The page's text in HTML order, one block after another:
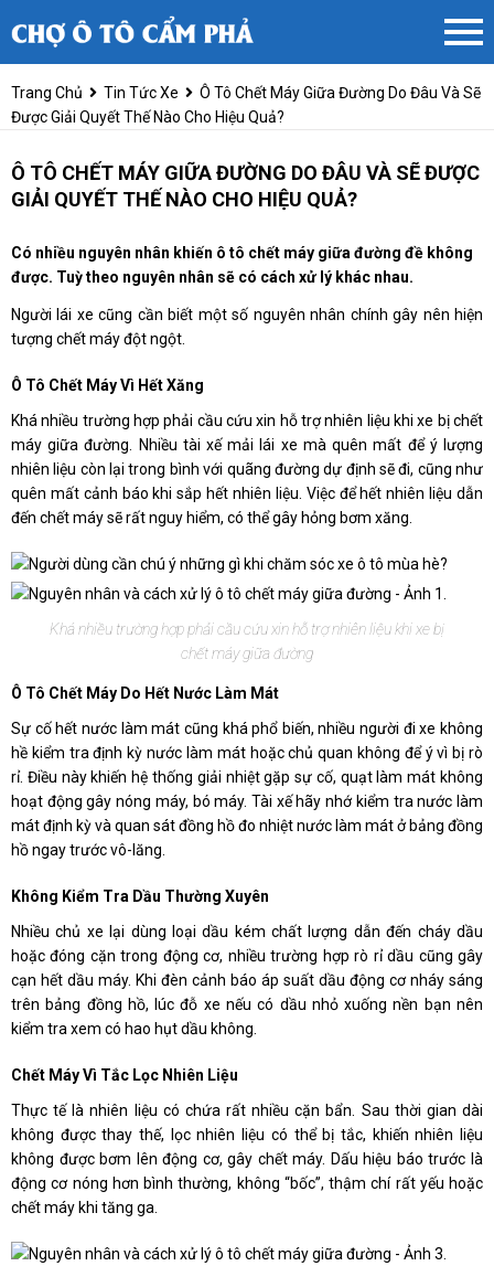
Trang Chủ Tin Tức Xe
Ô Tô Chết Máy Giữa Đường Do Đâu Và Sẽ
Được Giải Quyết Thế Nào Cho Hiệu Quả?
Ô TÔ CHẾT MÁY GIỮA ĐƯỜNG DO ĐÂU VÀ SẼ ĐƯỢC
GIẢI QUYẾT THẾ NÀO CHO HIỆU QUẢ?
Có nhiều nguyên nhân khiến ô tô chết máy giữa đường đề không
được. Tuỳ theo nguyên nhân sẽ có cách xử lý khác nhau.
Người lái xe cũng cần biết một số nguyên nhân chính gây nên hiện
tượng chết máy đột ngột.
Ô Tô Chết Máy Vì Hết Xăng
Khá nhiều trường hợp phải cầu cứu xin hỗ trợ nhiên liệu khi xe bị chết
máy giữa đường. Nhiều tài xế mải lái xe mà quên mất để ý lượng
nhiên liệu còn lại trong bình với quãng đường dự định sẽ đi, cũng như
quên mất cảnh báo khi sắp hết nhiên liệu. Việc để hết nhiên liệu dẫn
đến chết máy sẽ rất nguy hiểm, có thể gây hỏng bơm xăng.
Khá nhiều trường hợp phải cầu cứu xin hỗ trợ nhiên liệu khi xe bị
chết máy giữa đường
Ô Tô Chết Máy Do Hết Nước Làm Mát
Sự cố hết nước làm mát cũng khá phổ biến, nhiều người đi xe không
hề kiểm tra định kỳ nước làm mát hoặc chủ quan không để ý vì bị rò
rỉ. Điều này khiến hệ thống giải nhiệt gặp sự cố, quạt làm mát không
hoạt động gây nóng máy, bó máy. Tài xế hãy nhớ kiểm tra nước làm
mát định kỳ và quan sát đồng hồ đo nhiệt nước làm mát ở bảng đồng
hồ ngay trước vô-lăng.
Không Kiểm Tra Dầu Thường Xuyên
Nhiều chủ xe lại dùng loại dầu kém chất lượng dẫn đến cháy dầu
hoặc đóng cặn trong động cơ, nhiều trường hợp rò rỉ dầu cũng gây
cạn hết dầu máy. Khi đèn cảnh báo áp suất dầu động cơ nháy sáng
trên bảng đồng hồ, lúc đỗ xe nếu có dầu nhỏ xuống nền bạn nên
kiểm tra xem có hao hụt dầu không.
Chết Máy Vì Tắc Lọc Nhiên Liệu
Thực tế là nhiên liệu có chứa rất nhiều cặn bẩn. Sau thời gian dài
không được thay thế, lọc nhiên liệu có thể bị tắc, khiến nhiên liệu
không được bơm lên động cơ, gây chết máy. Dấu hiệu báo trước là
động cơ nóng hơn bình thường, không “bốc”, thậm chí rất yếu hoặc
chết máy khi tăng ga.